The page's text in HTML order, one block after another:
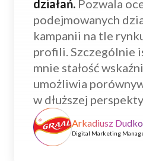
działań. Pozwala
podejmowanych
kampanii na tle
profili. Szczególnie
mnie stałość
umożliwia
w dłuższej
Arkadiusz
Digital Marketing